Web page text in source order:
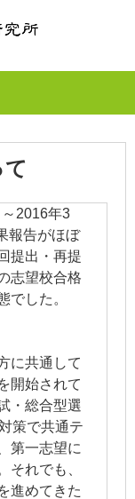
2016年3
報告がほぼ
提出・再提
志望校合格
でした。
に共通して
開始されて
・総合型選
策で共通テ
第一志望に
それでも、
進めてきた